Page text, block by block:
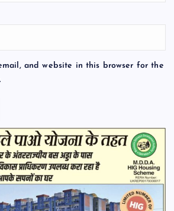
and website in this browser for the